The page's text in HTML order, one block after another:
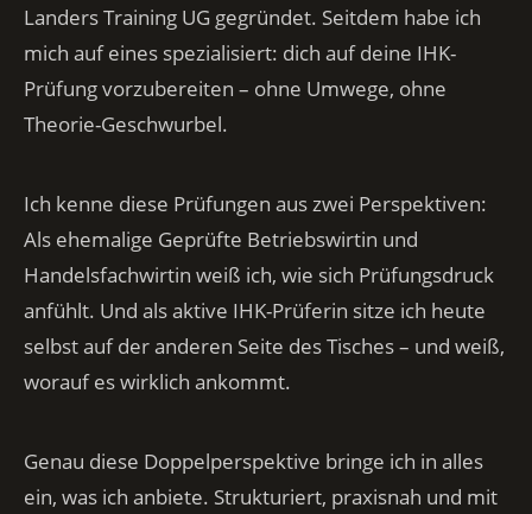
Landers Training UG gegründet. Seitdem habe ich
mich auf eines spezialisiert: dich auf deine IHK-
Prüfung vorzubereiten – ohne Umwege, ohne
Theorie-Geschwurbel.
Ich kenne diese Prüfungen aus zwei Perspektiven:
Als ehemalige Geprüfte Betriebswirtin und
Handelsfachwirtin weiß ich, wie sich Prüfungsdruck
anfühlt. Und als aktive IHK-Prüferin sitze ich heute
selbst auf der anderen Seite des Tisches – und weiß,
worauf es wirklich ankommt.
Genau diese Doppelperspektive bringe ich in alles
ein, was ich anbiete. Strukturiert, praxisnah und mit